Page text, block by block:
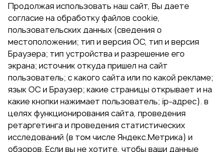
Продолжая использовать наш сайт, Вы даете
согласие на обработку файлов cookie,
пользовательских данных (сведения о
местоположении; тип и версия ОС, тип и версия
Браузера; тип устройства и разрешение его
экрана; источник откуда пришел на сайт
пользователь; с какого сайта или по какой рекламе;
язык ОС и Браузер; какие страницы открывает и на
какие кнопки нажимает пользователь; ip-адрес). в
целях функционирования сайта, проведения
ретаргетинга и проведения статистических
исследований (в том числе Яндекс.Метрика) и
обзоров. Если вы не хотите, чтобы ваши данные